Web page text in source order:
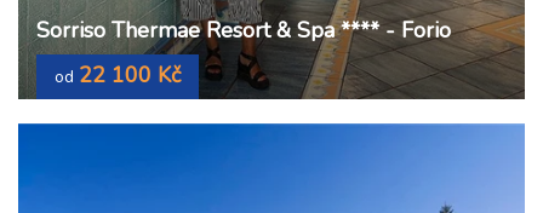
Sorriso Thermae Resort & Spa **** - Forio
od 22 100 Kč